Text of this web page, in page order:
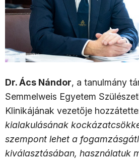
Dr. Ács Nándor, a tanulmány
Semmelweis Egyetem
Klinikájának vezetője
kialakulásának
szempont lehet a
kiválasztásában, használatuk